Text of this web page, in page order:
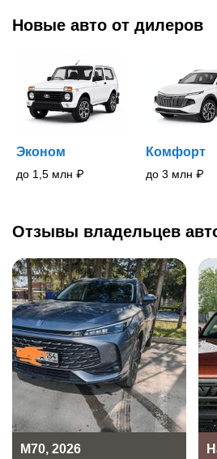
Новые авто от дилеров
Эконом
до 1,5 млн ₽
Комфорт
до 3 млн ₽
Отзывы владельцев
M70, 2026